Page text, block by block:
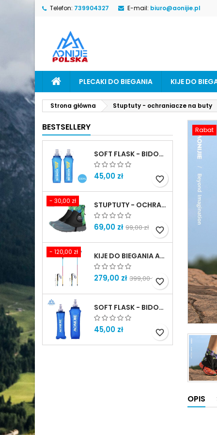
Telefon: 739904327 E-mail: biuro@aonijie.pl
PLECAKI DO BIEGANIA KIJE DO
Strona główna Stuptuty - ochraniacze na buty
BESTSELLERY
SOFT FLASK - BIDON MIĘKKI
45,00 zł favorite_border
- 30,00 zł STUPTUTY - OCHRANIACZE NA BUTY
69,00 zł 99,00 zł favorite_border
- 120,00 zł KIJE DO BIEGANIA AONIJIE - ZATRZASKOWE - RÓŻNE ROZMIARY
279,00 zł 399,00 złfavorite_border
SOFT FLASK - BIDON MIĘKKI
45,00 zł favorite_border
Rabat
OPIS